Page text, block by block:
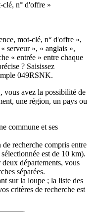
clé, n° d'offre »
mot-clé, n° d'offre »,
serveur », « anglais »,
« entrée » entre chaque
? Saisissez
049RSNK.
vous avez la possibilité de
une région, un pays ou
commune et ses
recherche compris entre
est de 10 km).
départements, vous
séparées.
sur la loupe ; la liste des
critères de recherche est